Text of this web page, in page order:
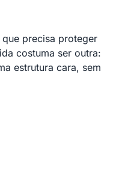
precisa proteger
costuma ser outra:
estrutura cara, sem